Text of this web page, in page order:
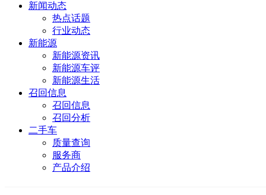
新闻动态
热点话题
行业动态
新能源
新能源资讯
新能源车评
新能源生活
召回信息
召回信息
召回分析
二手车
质量查询
服务商
产品介绍